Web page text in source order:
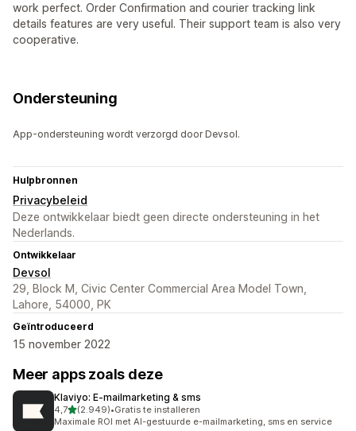
work perfect. Order Confirmation and courier tracking link
details features are very useful. Their support team is also very
cooperative.
Ondersteuning
App-ondersteuning wordt verzorgd door Devsol.
Hulpbronnen
Privacybeleid
Deze ontwikkelaar biedt geen directe ondersteuning in het
Nederlands.
Ontwikkelaar
Devsol
29, Block M, Civic Center Commercial Area Model Town,
Lahore, 54000, PK
Geïntroduceerd
15 november 2022
Meer apps zoals deze
Klaviyo: E‑mailmarketing & sms
4,7van 5 sterren
(2.949)
2949 recensies in totaal
•Gratis te installeren
Maximale ROI met AI-gestuurde e-mailmarketing, sms en service